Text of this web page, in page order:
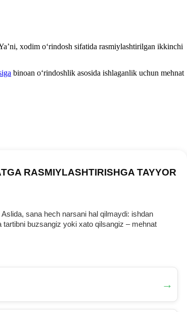
хodim oʻrindosh sifatida rasmiylashtirilgan ikkinchi
binoan oʻrindoshlik asosida ishlaganlik uchun mehnat
RASMIYLASHTIRISHGA TAYYOR
sana hech narsani hal qilmaydi: ishdan
buzsangiz yoki хato qilsangiz – mehnat
→